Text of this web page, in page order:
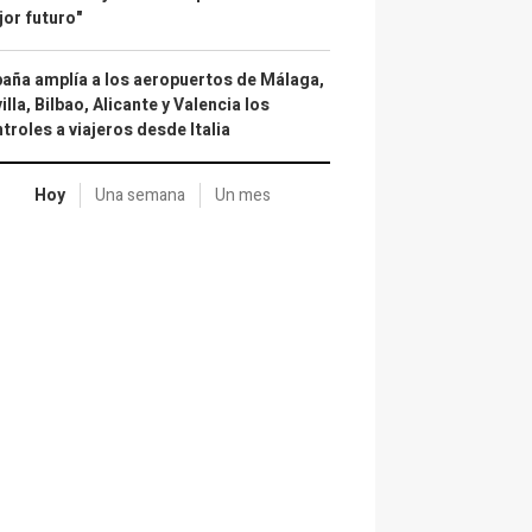
futuro"
amplía a los aeropuertos de Málaga,
Bilbao, Alicante y Valencia los
a viajeros desde Italia
Hoy Una semana Un mes